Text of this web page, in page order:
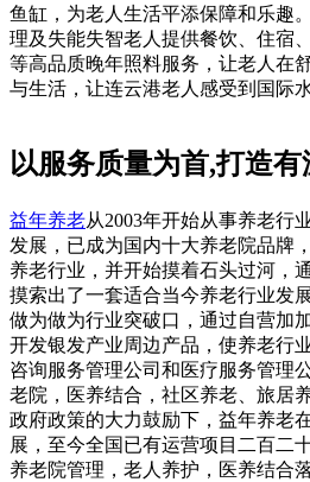
鱼缸，为老人生活平添保障和乐趣
理及失能失智老人提供餐饮、住宿
等高品质晚年照料服务，让老人在
与生活，让连云港老人感受到国际
以服务质量为首,打造
益年养老从2003年开始从事养老行
发展，已成为国内十大养老院品牌
养老行业，并开始摸着石头过河，
摸索出了一套适合当今养老行业发
做为做为行业突破口，通过自营加
开发银发产业周边产品，使养老行
咨询服务管理公司和医疗服务管理
老院，医养结合，社区养老、旅居
政府政策的大力鼓励下，益年养老
展，至今全国已有运营项目二百二
养老院管理，老人养护，医养结合